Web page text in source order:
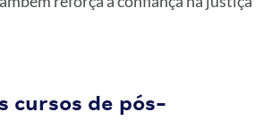
cursos de pós-